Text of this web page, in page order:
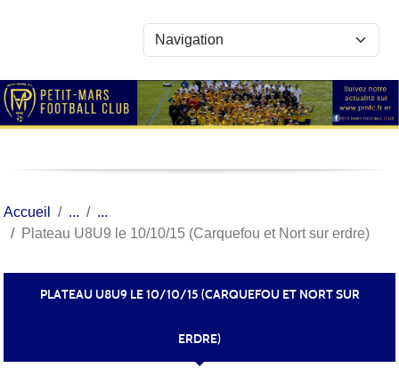
Accueil
Plateau U8U9 le 10/10/15 (Carquefou et Nort sur erdre)
PLATEAU U8U9 LE 10/10/15 (CARQUEFOU ET NORT SUR
ERDRE)